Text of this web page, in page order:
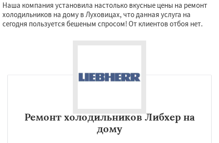
Наша компания установила настолько вкусные цены на ремонт
холодильников на дому в Луховицах, что данная услуга на
сегодня пользуется бешеным спросом! От клиентов отбоя нет.
Ремонт холодильников Либхер на
дому